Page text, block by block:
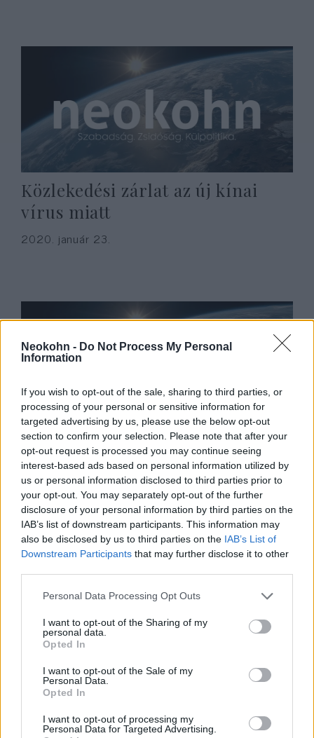
Neokohn - Do Not Process My Personal
Information
If you wish to opt-out of the sale, sharing to third parties, or
processing of your personal or sensitive information for
targeted advertising by us, please use the below opt-out
section to confirm your selection. Please note that after your
opt-out request is processed you may continue seeing
interest-based ads based on personal information utilized by
us or personal information disclosed to third parties prior to
your opt-out. You may separately opt-out of the further
disclosure of your personal information by third parties on the
IAB’s list of downstream participants. This information may
also be disclosed by us to third parties on the IAB’s List of
Downstream Participants that may further disclose it to other
Please note that this website/app uses one or more Google
not limited to your visit or usage behaviour. You may click to
grant or deny consent to Google and its third-party tags to
use your data for below specified purposes in below Google
consent section.
Personal Data Processing Opt Outs
I want to opt-out of the Sharing of my
personal data.
Opted In
I want to opt-out of the Sale of my
Personal Data.
Opted In
I want to opt-out of processing my
Personal Data for Targeted Advertising.
Közlekedési zárlat az új kínai
vírus miatt
2020. január 23.
Németországban betiltották a
legveszélyesebb neonáci
csoportot
2020. január 23.
A foltozott kabát, avagy az